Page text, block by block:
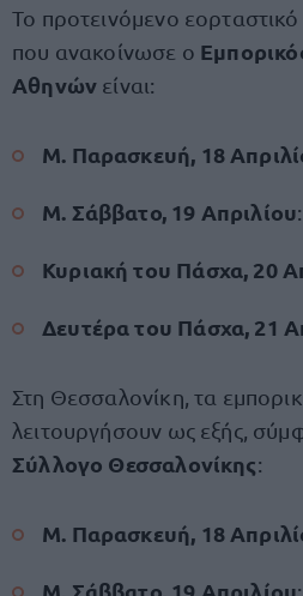
Το προτεινόμενο
που ανακοίνωσε ο
Αθηνών είναι:
Μ. Παρασκευή, 18
Μ. Σάββατο, 19 Απριλίου
Κυριακή του Πάσχα, 20
Δευτέρα του Πάσχα, 21
Στη Θεσσαλονίκη, τα
λειτουργήσουν ως εξής,
Σύλλογο Θεσσαλονίκης:
Μ. Παρασκευή, 18